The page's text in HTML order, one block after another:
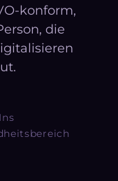
konform,
die